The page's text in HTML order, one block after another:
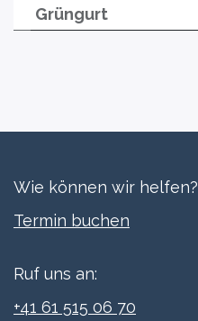
Grüngurt
Wie können wir helfen?
Termi​n buchen
Ruf uns an:
+41 61 515 06 70